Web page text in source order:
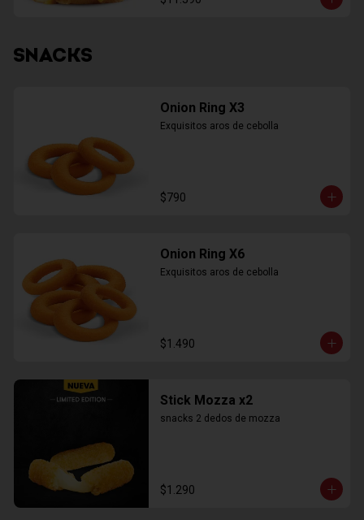
SNACKS
Onion Ring X3
Exquisitos aros de cebolla
$790
Onion Ring X6
Exquisitos aros de cebolla
$1.490
Stick Mozza x2
snacks 2 dedos de mozza
$1.290